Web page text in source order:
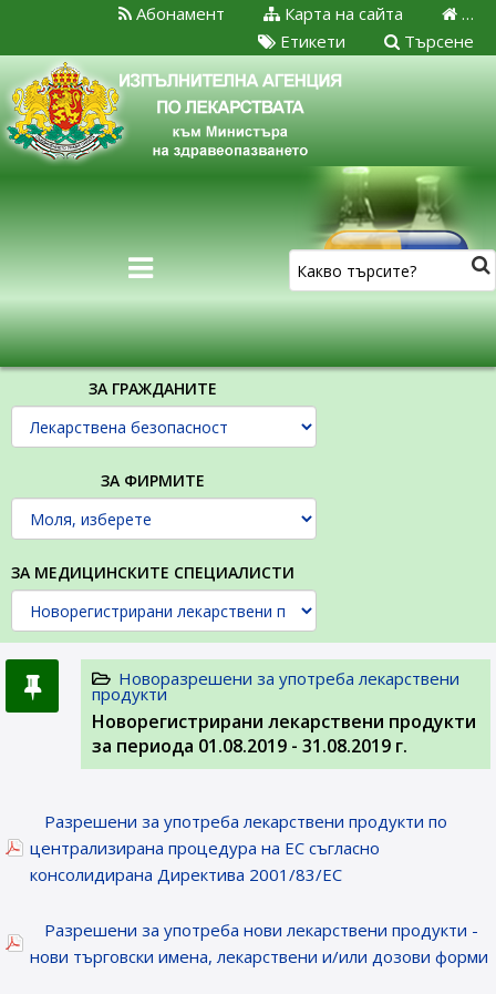
…
Карта на сайта
Абонамент
Търсене
Етикети
ЗА ГРАЖДАНИТЕ
ЗА ФИРМИТЕ
ЗА МЕДИЦИНСКИТЕ СПЕЦИАЛИСТИ
Новоразрешени за употреба лекарствени
продукти
Новорегистрирани лекарствени продукти
за периода 01.08.2019 - 31.08.2019 г.
Разрешени за употреба лекарствени продукти по
централизирана процедура на ЕС съгласно
консолидирана Директива 2001/83/ЕС
Разрешени за употреба нови лекарствени продукти -
нови търговски имена, лекарствени и/или дозови форми